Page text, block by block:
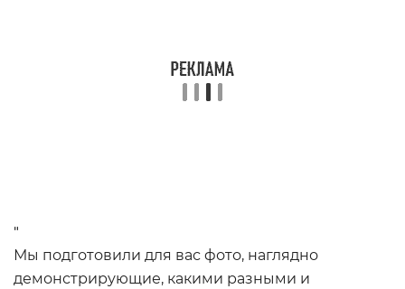
"
Мы подготовили для вас фото, наглядно
демонстрирующие, какими разными и